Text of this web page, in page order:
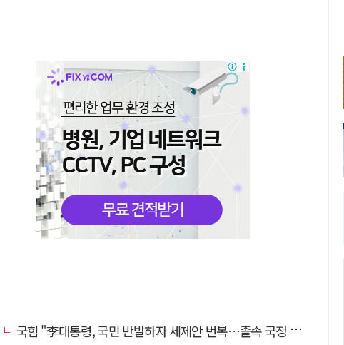
국힘 "李대통령, 국민 반발하자 세제안 번복…졸속 국정 즉각 중단"